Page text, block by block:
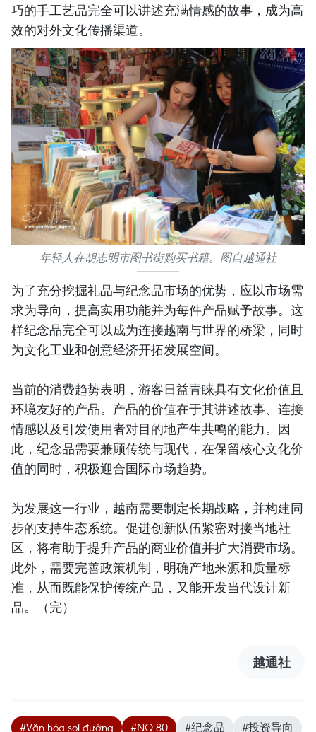
巧的手工艺品完全可以讲述充满情感的故事，成为高
效的对外文化传播渠道。
年轻人在胡志明市图书街购买书籍。图自越通社
为了充分挖掘礼品与纪念品市场的优势，应以市场需
求为导向，提高实用功能并为每件产品赋予故事。这
样纪念品完全可以成为连接越南与世界的桥梁，同时
为文化工业和创意经济开拓发展空间。
当前的消费趋势表明，游客日益青睐具有文化价值且
环境友好的产品。产品的价值在于其讲述故事、连接
情感以及引发使用者对目的地产生共鸣的能力。因
此，纪念品需要兼顾传统与现代，在保留核心文化价
值的同时，积极迎合国际市场趋势。
为发展这一行业，越南需要制定长期战略，并构建同
步的支持生态系统。促进创新队伍紧密对接当地社
区，将有助于提升产品的商业价值并扩大消费市场。
此外，需要完善政策机制，明确产地来源和质量标
准，从而既能保护传统产品，又能开发当代设计新
品。（完）
越通社
#Văn hóa soi đường #NQ 80 #纪念品 #投资导向